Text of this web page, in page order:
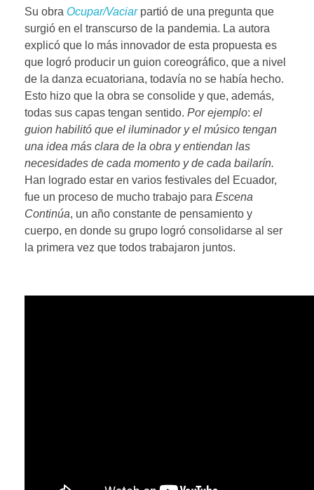
Su obra Ocupar/Vaciar partió de una pregunta que
surgió en el transcurso de la pandemia. La autora
explicó que lo más innovador de esta propuesta es
que logró producir un guion coreográfico, que a nivel
de la danza ecuatoriana, todavía no se había hecho.
Esto hizo que la obra se consolide y que, además,
todas sus capas tengan sentido. Por ejemplo: el
guion habilitó que el iluminador y el músico tengan
una idea más clara de la obra y entiendan las
necesidades de cada momento y de cada bailarín.
Han logrado estar en varios festivales del Ecuador,
fue un proceso de mucho trabajo para Escena
Continúa, un año constante de pensamiento y
cuerpo, en donde su grupo logró consolidarse al ser
la primera vez que todos trabajaron juntos.